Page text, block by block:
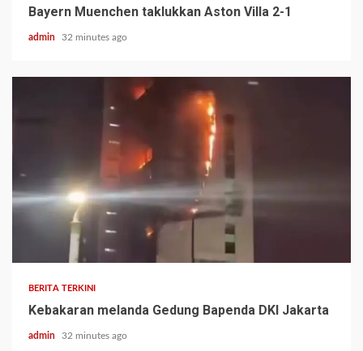
Bayern Muenchen taklukkan Aston Villa 2-1
admin 32 minutes ago
BERITA TERKINI
Kebakaran melanda Gedung Bapenda DKI Jakarta
admin 32 minutes ago